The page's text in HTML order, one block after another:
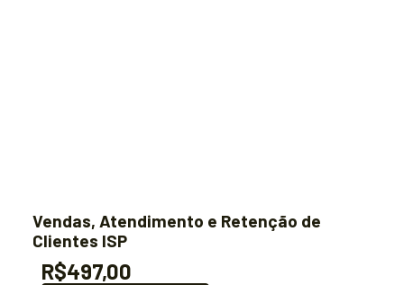
Vendas, Atendimento e Retenção de
Clientes ISP
R$497,00